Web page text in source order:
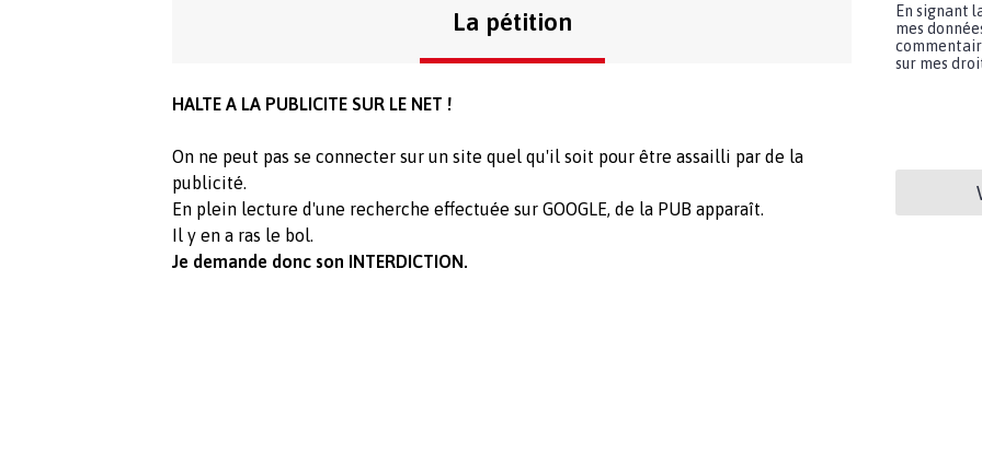
La pétition
HALTE A LA PUBLICITE SUR LE NET !
On ne peut pas se connecter sur un site quel qu'il soit pour être assailli par de la
publicité.
En plein lecture d'une recherche effectuée sur GOOGLE, de la PUB apparaît.
Il y en a ras le bol.
Je demande donc son INTERDICTION.
En signant
mes
sur mes